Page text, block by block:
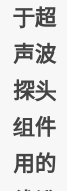
于超
声波
探头
组件
用的